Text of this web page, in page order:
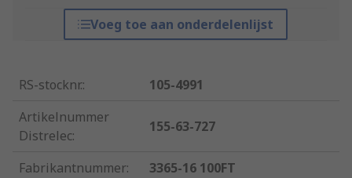
Voeg toe aan onderdelenlijst
RS-stocknr.:
105-4991
Artikelnummer
Distrelec:
155-63-727
Fabrikantnummer:
3365-16 100FT